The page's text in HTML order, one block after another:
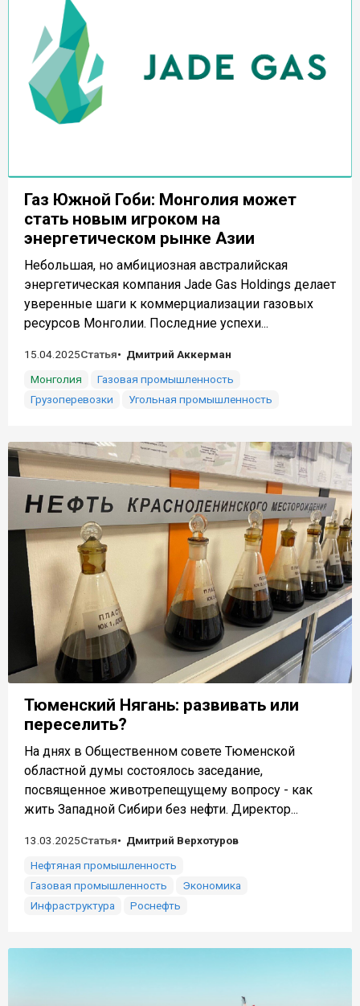
Газ Южной Гоби: Монголия может
стать новым игроком на
энергетическом рынке Азии
Небольшая, но амбициозная австралийская
энергетическая компания Jade Gas Holdings делает
уверенные шаги к коммерциализации газовых
ресурсов Монголии. Последние успехи...
15.04.2025Статья
Дмитрий Аккерман
Монголия
Газовая промышленность
Грузоперевозки
Угольная промышленность
Тюменский Нягань: развивать или
переселить?
На днях в Общественном совете Тюменской
областной думы состоялось заседание,
посвященное животрепещущему вопросу - как
жить Западной Сибири без нефти. Директор...
13.03.2025Статья
Дмитрий Верхотуров
Нефтяная промышленность
Газовая промышленность
Экономика
Инфраструктура
Роснефть